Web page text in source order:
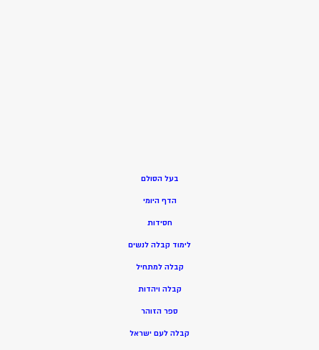
בעל הסולם
הדף היומי
חסידות
לימוד קבלה לנשים
קבלה למתחיל
קבלה ויהדות
ספר הזוהר
קבלה לעם ישראל